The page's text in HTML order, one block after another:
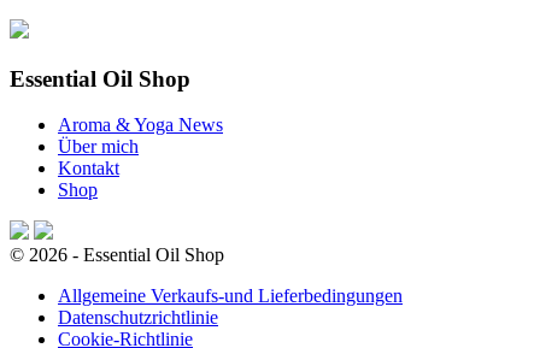
Essential Oil Shop
Aroma & Yoga News
Über mich
Kontakt
Shop
© 2026 - Essential Oil Shop
Allgemeine Verkaufs-und Lieferbedingungen
Datenschutzrichtlinie
Cookie-Richtlinie